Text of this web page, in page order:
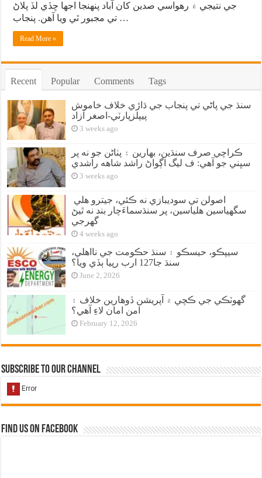
جي نتيجي ۾ رهواسي صدين کان آباد پنهنجا اجها ڇڏي لڏ پلاڻ
تي مجبور ٿي ويا آهن. پنجاب …
Read More »
Recent Popular Comments Tags
سنڌ جي پاڻي تي پنجاب جي ڌاڙي خلاف خاموش
پيپلزپارٽي-اصغر آزاد
3 weeks ago
ڪراچي صرف سنڌين، بهارين ۽ پٺاڻن جو نه پر
سڀني جو آهي: ف ليگ اڳواڻ راشد شاهه راشدي
3 weeks ago
سگهياسين هلياسين، پر سنڌسماءَچار بند نه ٿيڻ
گهرجي
4 weeks ago
سيپڪو، حيسڪو ۽ سنڌ حڪومت جي نااهلي،
سنڌ جا127 ارب رپيا ٻڏي ويا؟
June 2, 2026
گهوٽڪي جي ڪچي ۾ آپريشن ڏوهارين خلاف ۽
امن امان لاءِ آهي؟
February 12, 2026
Subscribe to our Channel
Find us on Facebook